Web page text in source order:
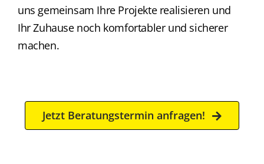
uns gemeinsam Ihre Projekte realisieren und
Ihr Zuhause noch komfortabler und sicherer
machen.
Jetzt Beratungstermin anfragen!